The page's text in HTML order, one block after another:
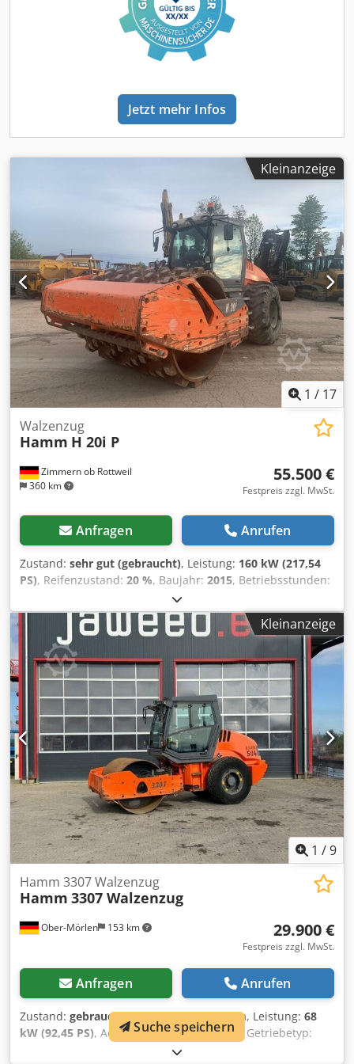
Maschinen. Chsdpfx Akewai S Nekja
Jetzt mehr Infos
Kleinanzeige
1 / 17
Zimmern ob Rottweil
360 km
Walzenzug
Hamm H 20i P
55.500 €
Festpreis zzgl. MwSt.
Anfragen Anrufen
Zustand: sehr gut (gebraucht), Leistung: 160 kW (217,54
PS), Reifenzustand: 20 %, Baujahr: 2015, Betriebsstunden:
Kabine, Klimaanlage
Stampffußwalze Baujahr: 2015 Chodpfey I Uppex Akkja
Betriebsstunden: 4.068 std ROPS Klimaanlage Radio
Rückfahrkamera Reifengroße 23.1-26 - ca 40% erhalten
Deutz Motor mit 150 kW CE / EPA Einsatzgewicht: 21 to.
Kleinanzeige
1 /9
Ober-Mörlen 153 km
Hamm 3307 Walzenzug
Hamm 3307 Walzenzug
29.900 €
Festpreis zzgl. MwSt.
Anfragen Anrufen
Zustand: gebraucht, Kilometerstand:1 km, Leistung: 68
kW (92,45 PS), Achsen-Konfiguration:4x4
, Getriebetyp:
, zGG: 7.000 kg Wenden Sie
Suche speichern